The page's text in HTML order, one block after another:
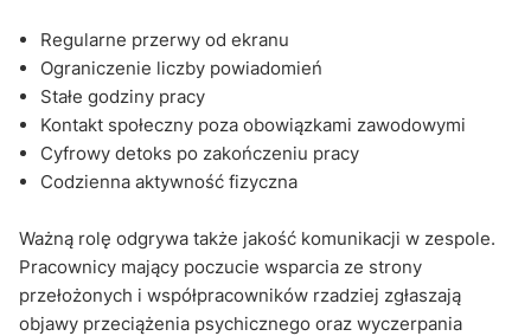
Regularne przerwy od ekranu
Ograniczenie liczby powiadomień
Stałe godziny pracy
Kontakt społeczny poza obowiązkami zawodowymi
Cyfrowy detoks po zakończeniu pracy
Codzienna aktywność fizyczna
Ważną rolę odgrywa także jakość komunikacji w zespole.
Pracownicy mający poczucie wsparcia ze strony
przełożonych i współpracowników rzadziej zgłaszają
objawy przeciążenia psychicznego oraz wyczerpania